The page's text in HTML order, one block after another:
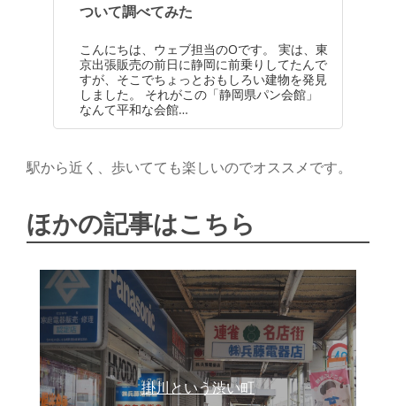
ついて調べてみた
こんにちは、ウェブ担当のOです。 実は、東
京出張販売の前日に静岡に前乗りしてたんで
すが、そこでちょっとおもしろい建物を発見
しました。 それがこの「静岡県パン会館」
なんて平和な会館…
駅から近く、歩いてても楽しいのでオススメです。
ほかの記事はこちら
掛川という渋い町